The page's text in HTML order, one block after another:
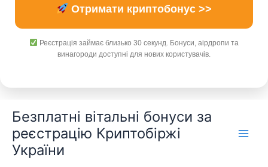
Отримати криптобонус >>
Реєстрація займає близько 30 секунд. Бонуси, аірдропи та
винагороди доступні для нових користувачів.
вмісту
Безплатні вітальні бонуси за
реєстрацію Криптобіржі
України